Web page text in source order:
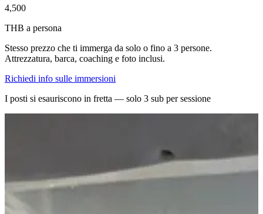
4,500
THB a persona
Stesso prezzo che ti immerga da solo o fino a 3 persone.
Attrezzatura, barca, coaching e foto inclusi.
Richiedi info sulle immersioni
I posti si esauriscono in fretta — solo 3 sub per sessione